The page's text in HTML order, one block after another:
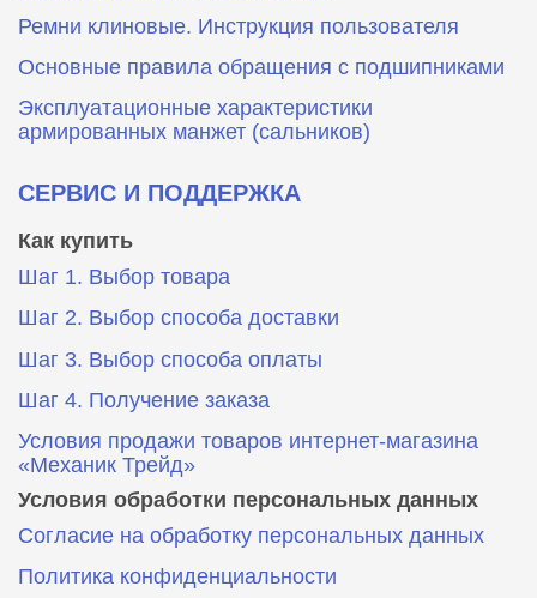
Ремни клиновые. Инструкция пользователя
Основные правила обращения с подшипниками
Эксплуатационные характеристики
армированных манжет (сальников)
СЕРВИС И ПОДДЕРЖКА
Как купить
Шаг 1. Выбор товара
Шаг 2. Выбор способа доставки
Шаг 3. Выбор способа оплаты
Шаг 4. Получение заказа
Условия продажи товаров интернет-магазина
«Механик Трейд»
Условия обработки персональных данных
Согласие на обработку персональных данных
Политика конфиденциальности